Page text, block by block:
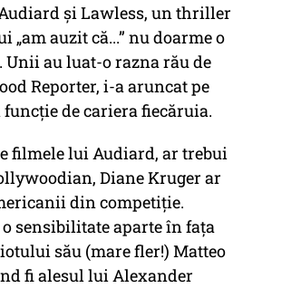
și Lawless, un thriller
auzit că...” nu doarme o
au luat-o razna rău de
Reporter, i-a aruncat pe
de cariera fiecăruia.
filmele lui Audiard, ar trebui
Diane Kruger ar
din competiție.
sensibilitate aparte în fața
său (mare fler!) Matteo
fi alesul lui Alexander